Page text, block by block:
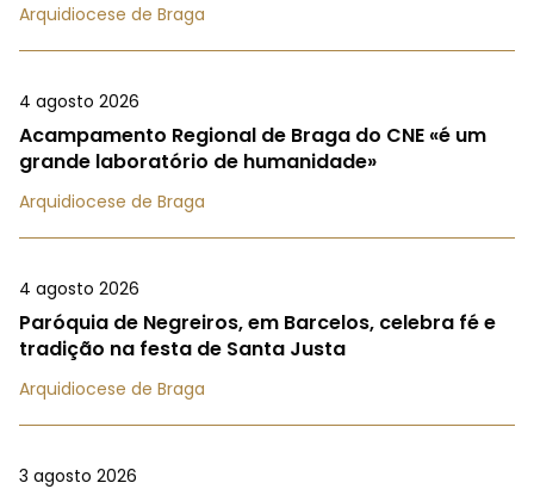
Arquidiocese de Braga
4 agosto 2026
Acampamento Regional de Braga do CNE «é um
grande laboratório de humanidade»
Arquidiocese de Braga
4 agosto 2026
Paróquia de Negreiros, em Barcelos, celebra fé e
tradição na festa de Santa Justa
Arquidiocese de Braga
3 agosto 2026